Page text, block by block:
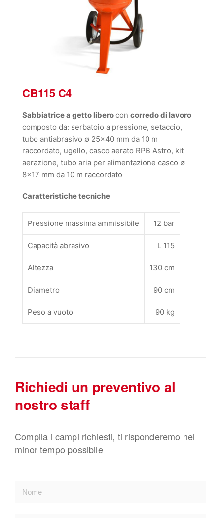
CB115 C4
Sabbiatrice a getto liberocon corredo di lavoro
composto da: serbatoio a pressione, setaccio,
tubo antiabrasivo ∅ 25×40 mm da 10 m
raccordato, ugello, casco aerato RPB Astro, kit
aerazione, tubo aria per alimentazione casco ∅
8×17 mm da 10 m raccordato
Caratteristiche tecniche
Pressione massima ammissibile 12 bar
Capacità abrasivo L 115
Altezza 130 cm
Diametro 90 cm
Peso a vuoto 90 kg
Richiedi un preventivo al
nostro staff
Compila i campi richiesti, ti risponderemo nel
minor tempo possibile